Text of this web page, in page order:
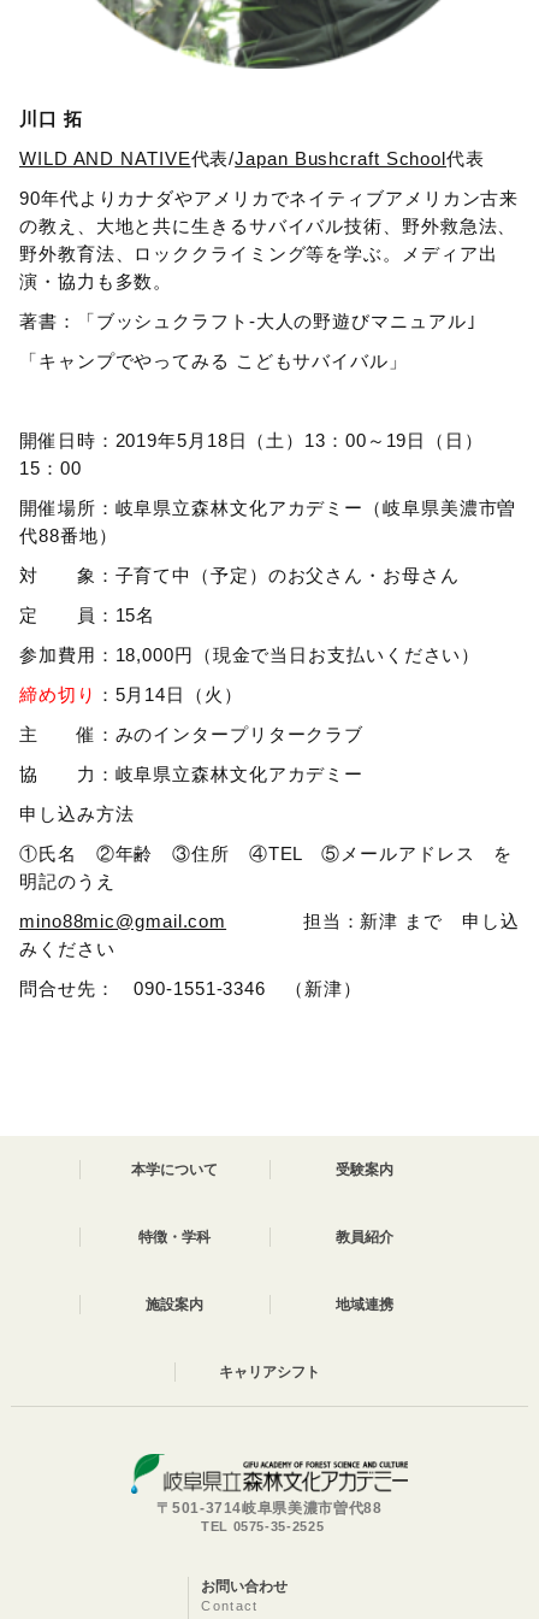
川口 拓
WILD AND NATIVE代表/Japan Bushcraft School代表
90年代よりカナダやアメリカでネイティブアメリカン古来
の教え、大地と共に生きるサバイバル技術、野外救急法、
野外教育法、ロッククライミング等を学ぶ。メディア出
演・協力も多数。
著書：「ブッシュクラフト-大人の野遊びマニュアル｣
「キャンプでやってみる こどもサバイバル」
開催日時：2019年5月18日（土）13：00～19日（日）
15：00
開催場所：岐阜県立森林文化アカデミー（岐阜県美濃市曽
代88番地）
対 象：子育て中（予定）のお父さん・お母さん
定 員：15名
参加費用：18,000円（現金で当日お支払いください）
締め切り ：5月14日（火）
主 催：みのインタープリタークラブ
協 力：岐阜県立森林文化アカデミー
申し込み方法
①氏名 ②年齢 ③住所 ④TEL ⑤メールアドレス を
明記のうえ
mino88mic@gmail.com
担当：新津 まで 申し込
みください
問合せ先： 090-1551-3346 （新津）
本学について 受験案内
特徴・学科 教員紹介
施設案内 地域連携
キャリアシフト
〒501-3714岐阜県美濃市曽代88
TEL 0575-35-2525
お問い合わせ
Contact